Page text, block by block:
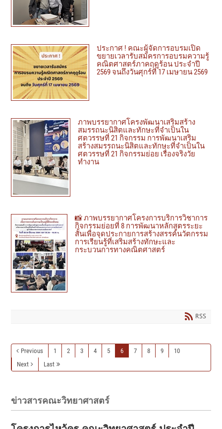
ประกาศ ! คณะผู้จัดการอบรมเปิด
ขยายเวลารับสมัครการอบรมความรู้
คณิตศาสตร์ภาคฤดูร้อน ประจำปี
2569 จนถึงวันศุกร์ที่ 17 เมษายน 2569
ภาพบรรยากาศโครงพัฒนาเสริมสร้าง
สมรรถนะนิสิตและทักษะที่จำเป็นใน
ศตวรรษที่ 21 กิจกรรม การพัฒนาเสริม
สร้างสมรรถนะนิสิตและทักษะที่จำเป็นใน
ศตวรรษที่ 21 กิจกรรมย่อย เรื่องจริงวัย
ทำงาน
📸 ภาพบรรยากาศโครงการบริการวิชาการ
กิจกรรมย่อยที่ 8 การพัฒนาหลักสูตรระยะ
สั้นเพื่อจุดประกายการสร้างสรรค์นวัตกรรม
การเรียนรู้ที่เสริมสร้างทักษะและ
กระบวนการทางคณิตศาสตร์
RSS
Previous 1 2 3 4 5 6 7 8 9
10
Next
Last
ข่าวสารคณะวิทยาศาสตร์